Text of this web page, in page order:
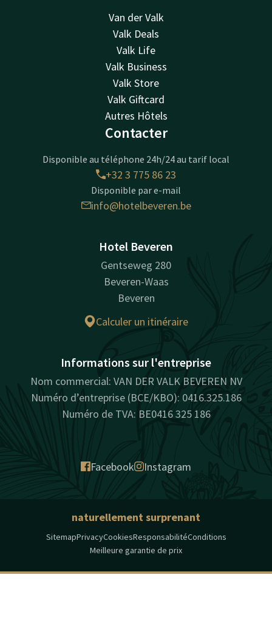
Van der Valk
Valk Deals
Valk Life
Valk Business
Valk Store
Valk Giftcard
Autres Hôtels
Contacter
Disponible au téléphone 24h/24 au tarif local
+32 3 775 86 23
Disponible par e-mail
info@hotelbeveren.be
Hotel Beveren
Gentseweg 280
Beveren-Waas
Beveren
Calculer un itinéraire
Informations sur l'entreprise
Nom commercial: VAN DER VALK BEVEREN NV
Numéro d’entreprise (BCE/KBO): 0416.325.186
Numéro de TVA: BE0416 325 186
Facebook Instagram
naturellement surprenant
SitemapPrivacyCookiesResponsabilitéConditions
Meilleure garantie de prix